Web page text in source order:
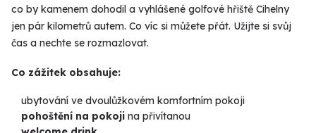
co by kamenem dohodil a vyhlášené golfové hřiště Cihelny
jen pár kilometrů autem. Co víc si můžete přát. Užijte si svůj
čas a nechte se rozmazlovat.
Co zážitek obsahuje:
ubytování ve dvoulůžkovém komfortním pokoji
pohoštění na pokoji na přivítanou